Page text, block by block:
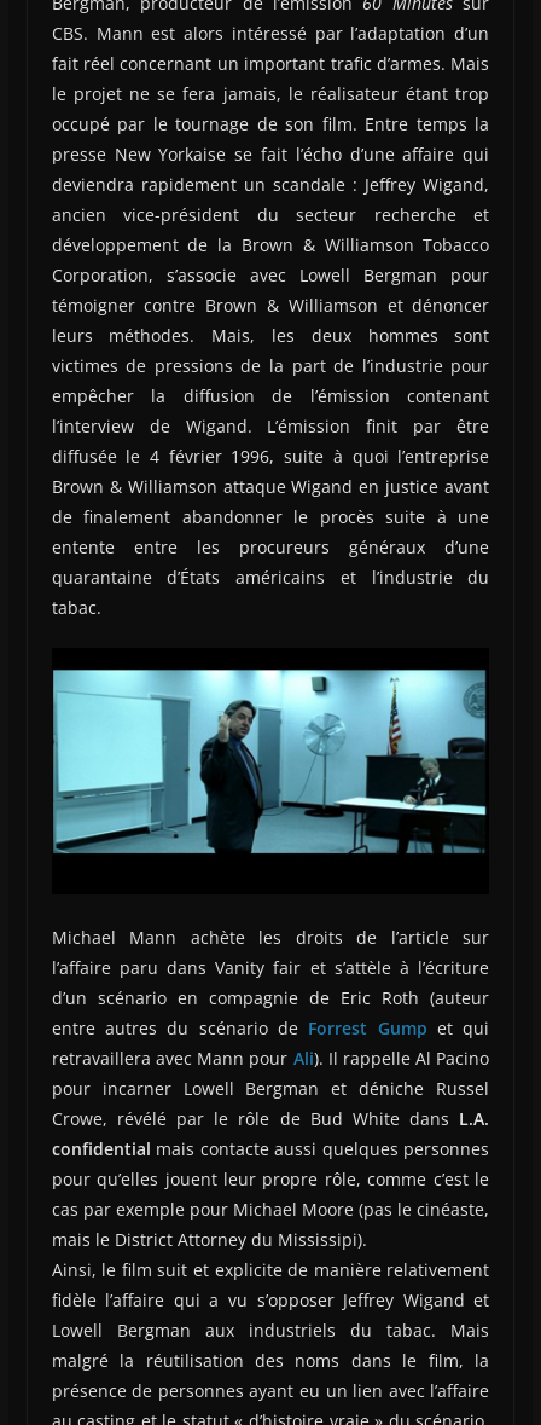
CBS. Mann est alors intéressé par l’adaptation d’un
fait réel concernant un important trafic d’armes. Mais
le projet ne se fera jamais, le réalisateur étant trop
occupé par le tournage de son film. Entre temps la
presse New Yorkaise se fait l’écho d’une affaire qui
deviendra rapidement un scandale : Jeffrey Wigand,
ancien vice-président du secteur recherche et
développement de la Brown & Williamson Tobacco
Corporation, s’associe avec Lowell Bergman pour
témoigner contre Brown & Williamson et dénoncer
leurs méthodes. Mais, les deux hommes sont
victimes de pressions de la part de l’industrie pour
empêcher la diffusion de l’émission contenant
l’interview de Wigand. L’émission finit par être
diffusée le 4 février 1996, suite à quoi l’entreprise
Brown & Williamson attaque Wigand en justice avant
de finalement abandonner le procès suite à une
entente entre les procureurs généraux d’une
quarantaine d’États américains et l’industrie du
tabac.
Michael Mann achète les droits de l’article sur
l’affaire paru dans Vanity fair et s’attèle à l’écriture
d’un scénario en compagnie de Eric Roth (auteur
entre autres du scénario de Forrest Gump et qui
retravaillera avec Mann pour Ali). Il rappelle Al Pacino
pour incarner Lowell Bergman et déniche Russel
Crowe, révélé par le rôle de Bud White dans L.A.
confidential mais contacte aussi quelques personnes
pour qu’elles jouent leur propre rôle, comme c’est le
cas par exemple pour Michael Moore (pas le cinéaste,
mais le District Attorney du Mississipi).
Ainsi, le film suit et explicite de manière relativement
fidèle l’affaire qui a vu s’opposer Jeffrey Wigand et
Lowell Bergman aux industriels du tabac. Mais
malgré la réutilisation des noms dans le film, la
présence de personnes ayant eu un lien avec l’affaire